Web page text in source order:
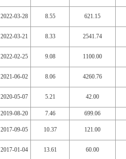
2022-03-28 8.55 621.15
2022-03-21 8.33 2541.74
2022-02-25 9.08 1100.00
2021-06-02 8.06 4260.76
2020-05-07 5.21 42.00
2019-08-20 7.46 699.06
2017-09-05 10.37 121.00
2017-01-04 13.61 60.00